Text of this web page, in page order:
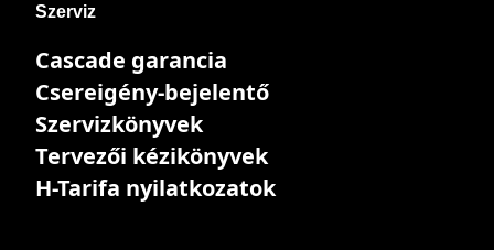
Szerviz
Cascade garancia
Csereigény-bejelentő
Szervizkönyvek
Tervezői kézikönyvek
H-Tarifa nyilatkozatok